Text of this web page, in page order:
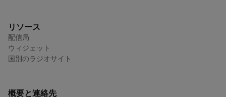
リソース
配信局
ウィジェット
国別のラジオサイト
概要と連絡先